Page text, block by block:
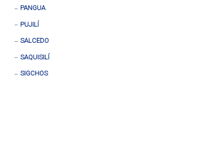
PANGUA
PUJILÍ
SALCEDO
SAQUISILÍ
SIGCHOS